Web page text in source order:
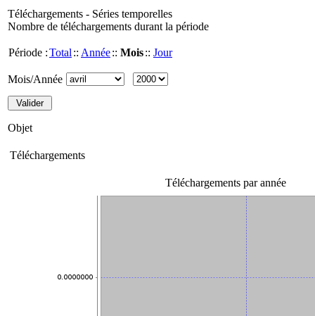
Téléchargements - Séries temporelles
Nombre de téléchargements durant la période
Période :Total :: Année:: Mois:: Jour
Mois/Année
Objet
Téléchargements
Téléchargements par année